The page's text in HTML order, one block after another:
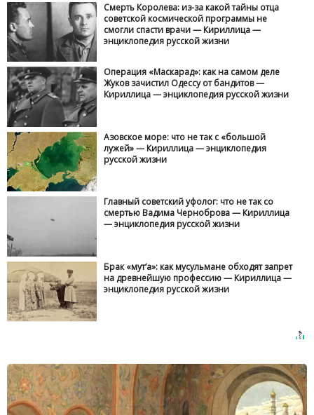
Смерть Королева: из-за какой тайны отца
советской космической программы не
смогли спасти врачи — Кириллица —
энциклопедия русской жизни
Операция «Маскарад»: как на самом деле
Жуков зачистил Одессу от бандитов —
Кириллица — энциклопедия русской жизни
Азовское море: что не так с «большой
лужей» — Кириллица — энциклопедия
русской жизни
Главный советский уфолог: что не так со
смертью Вадима Черноброва — Кириллица
— энциклопедия русской жизни
Брак «мут‘а»: как мусульмане обходят запрет
на древнейшую профессию — Кириллица —
энциклопедия русской жизни